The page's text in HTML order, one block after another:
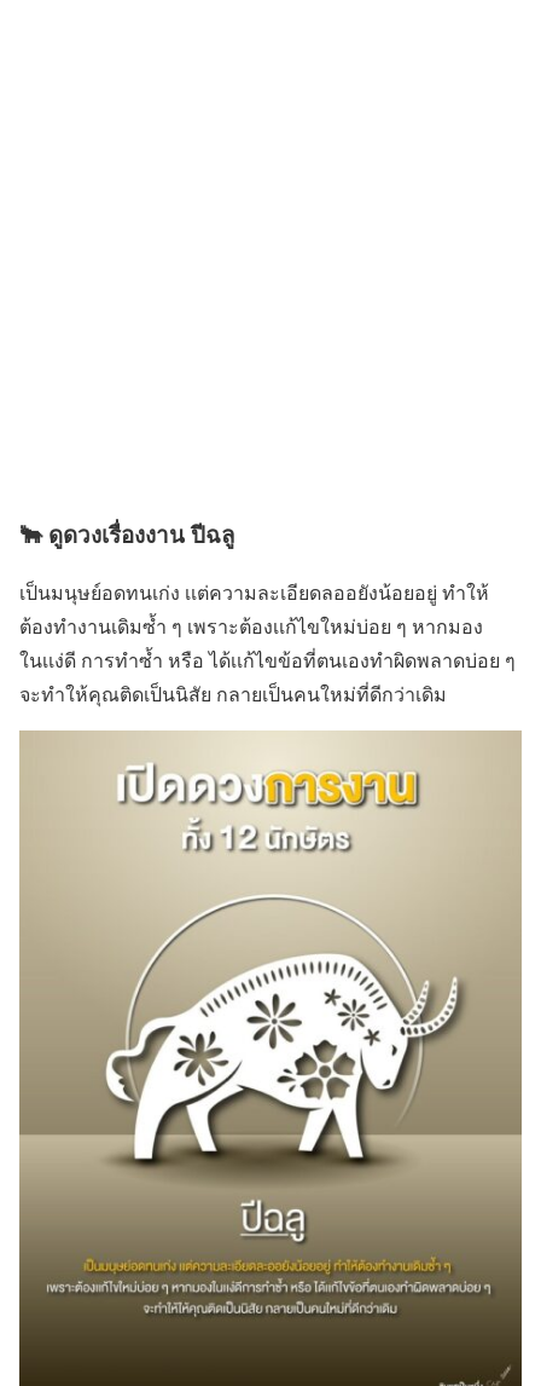
🐂 ดูดวงเรื่องงาน ปีฉลู
เป็นมนุษย์อดทนเก่ง เเต่ความละเอียดลออยังน้อยอยู่ ทำให้
ต้องทำงานเดิมซ้ำ ๆ เพราะต้องเเก้ไขใหม่บ่อย ๆ หากมอง
ในเเง่ดี การทำซ้ำ หรือ ได้เเก้ไขข้อที่ตนเองทำผิดพลาดบ่อย ๆ
จะทำให้คุณติดเป็นนิสัย กลายเป็นคนใหม่ที่ดีกว่าเดิม